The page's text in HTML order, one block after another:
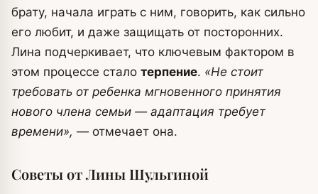
брату, начала играть с ним, говорить, как сильно
его любит, и даже защищать от посторонних.
Лина подчеркивает, что ключевым фактором в
этом процессе стало терпение. «Не стоит
требовать от ребенка мгновенного принятия
нового члена семьи — адаптация требует
времени», — отмечает она.
Советы от Лины Шульгиной